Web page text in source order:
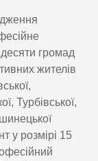
десяти громад
жителів
Турбівської,
у розмірі 15